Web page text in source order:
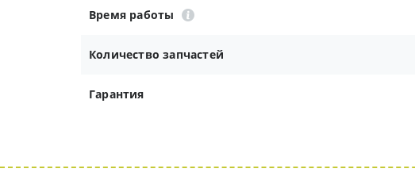
Время работы
Количество запчастей
Гарантия